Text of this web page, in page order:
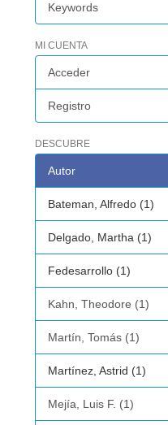
Keywords
MI CUENTA
Acceder
Registro
DESCUBRE
Autor
Bateman, Alfredo (1)
Delgado, Martha (1)
Fedesarrollo (1)
Kahn, Theodore (1)
Martín, Tomás (1)
Martínez, Astrid (1)
Mejía, Luis F. (1)